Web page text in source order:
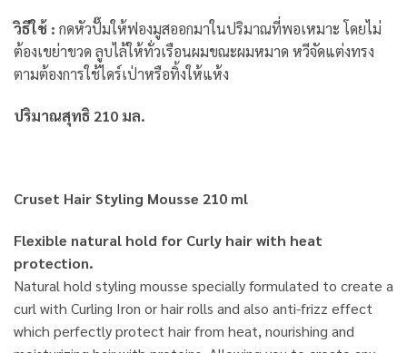
วิธีใช้ : กดหัวปั๊มให้ฟองมูสออกมาในปริมาณที่พอเหมาะ โดยไม่
ต้องเขย่าขวด ลูบไล้ให้ทั่วเรือนผมขณะผมหมาด หวีจัดแต่งทรง
ตามต้องการใช้ไดร์เป่าหรือทิ้งให้แห้ง
ปริมาณสุทธิ 210 มล.
Cruset Hair Styling Mousse 210 ml
Flexible natural hold for Curly hair with heat
protection.
Natural hold styling mousse specially formulated to create a
curl with Curling Iron or hair rolls and also anti-frizz effect
which perfectly protect hair from heat, nourishing and